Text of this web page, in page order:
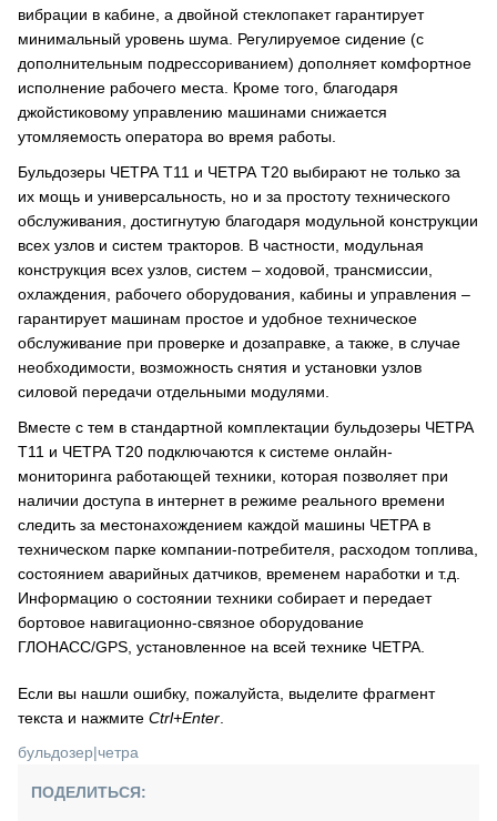
вибрации в кабине, а двойной стеклопакет гарантирует
минимальный уровень шума. Регулируемое сидение (с
дополнительным подрессориванием) дополняет комфортное
исполнение рабочего места. Кроме того, благодаря
джойстиковому управлению машинами снижается
утомляемость оператора во время работы.
Бульдозеры ЧЕТРА Т11 и ЧЕТРА Т20 выбирают не только за
их мощь и универсальность, но и за простоту технического
обслуживания, достигнутую благодаря модульной конструкции
всех узлов и систем тракторов. В частности, модульная
конструкция всех узлов, систем – ходовой, трансмиссии,
охлаждения, рабочего оборудования, кабины и управления –
гарантирует машинам простое и удобное техническое
обслуживание при проверке и дозаправке, а также, в случае
необходимости, возможность снятия и установки узлов
силовой передачи отдельными модулями.
Вместе с тем в стандартной комплектации бульдозеры ЧЕТРА
Т11 и ЧЕТРА Т20 подключаются к системе онлайн-
мониторинга работающей техники, которая позволяет при
наличии доступа в интернет в режиме реального времени
следить за местонахождением каждой машины ЧЕТРА в
техническом парке компании-потребителя, расходом топлива,
состоянием аварийных датчиков, временем наработки и т.д.
Информацию о состоянии техники собирает и передает
бортовое навигационно-связное оборудование
ГЛОНАСС/GPS, установленное на всей технике ЧЕТРА.
Если вы нашли ошибку, пожалуйста, выделите фрагмент
текста и нажмите Ctrl+Enter
бульдозер|четра
ПОДЕЛИТЬСЯ: